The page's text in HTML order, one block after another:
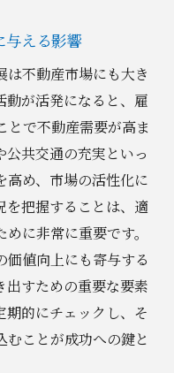
象を左右する方法
めのホームステー
ンテーション技術
長期的戦略
県伊勢崎市での不
決まる
した情報収集法
チする方法
の選び方
した情報収集
与える影響
不動産市場にも大き
動が活発になると、雇
とで不動産需要が高ま
公共交通の充実といっ
高め、市場の活性化に
を把握することは、適
に非常に重要です。
価値向上にも寄与する
出すための重要な要素
期的にチェックし、そ
むことが成功への鍵と